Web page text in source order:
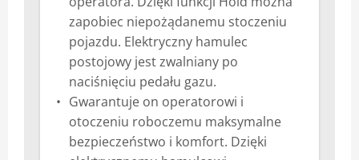
zapobiec niepożądanemu stoczeniu
pojazdu. Elektryczny hamulec
postojowy jest zwalniany po
naciśnięciu pedału gazu.
Gwarantuje on operatorowi i
otoczeniu roboczemu maksymalne
bezpieczeństwo i komfort. Dzięki